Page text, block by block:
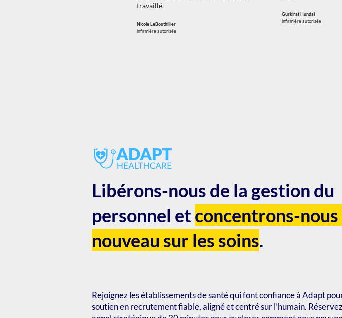
travaillé.
Nicole LeBouthillier
infirmière autorisée
Gurkirat Hundal
infirmière autorisée
Libérons-nous de la gestion du
personnel et concentrons-nous
nouveau sur les soins.
Rejoignez les établissements de santé qui font confiance à Adapt
soutien en recrutement fiable, aligné et centré sur l’humain.